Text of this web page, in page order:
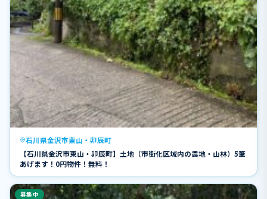
石川県金沢市東山・卯辰町
【石川県金沢市東山・卯辰町】土地（市街化区域内の農地・山林）5筆
あげます！0円物件！無料！
募集中